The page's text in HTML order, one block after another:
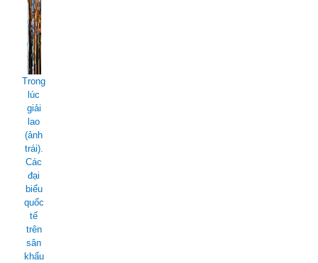
Trong
lúc
giải
lao
(ảnh
trái).
Các
đại
biểu
quốc
tế
trên
sân
khấu